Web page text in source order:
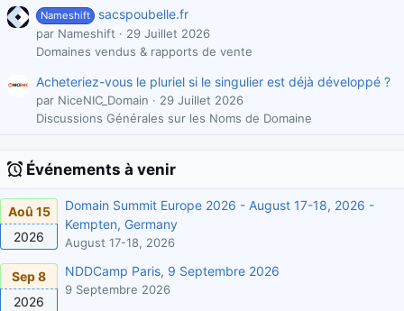
Nameshift sacspoubelle.fr
par Nameshift
29 Juillet 2026
Domaines vendus & rapports de vente
Acheteriez-vous le pluriel si le singulier est déjà développé ?
par NiceNIC_Domain
29 Juillet 2026
Discussions Générales sur les Noms de Domaine
Événements à venir
Aoû 15
2026
Domain Summit Europe 2026 - August 17-18, 2026 -
Kempten, Germany
August 17-18, 2026
Sep 8
2026
NDDCamp Paris, 9 Septembre 2026
9 Septembre 2026